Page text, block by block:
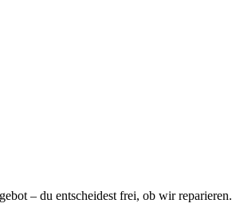
– du entscheidest frei, ob wir reparieren.